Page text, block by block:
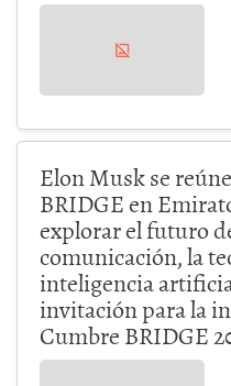
Elon Musk se
BRIDGE en
explorar el futuro
comunicación, la
inteligencia
invitación para la
Cumbre BRIDGE